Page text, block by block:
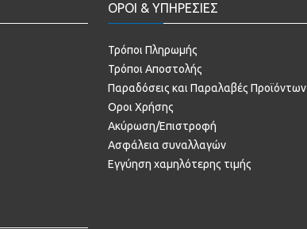
ΟΡΟΙ & ΥΠΗΡΕΣΙΕΣ
Τρόποι Πληρωμής
Τρόποι Αποστολής
Παραδόσεις και Παραλαβές Προϊόντων
Οροι Χρήσης
Ακύρωση/Επιστροφή
Ασφάλεια συναλλαγών
Εγγύηση χαμηλότερης τιμής